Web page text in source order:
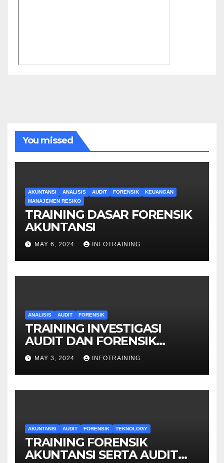
You missed
AKUNTANSI ANALISIS AUDIT FORENSIK
KEUANGAN
MANAJEMEN RESIKO
TRAINING DASAR FORENSIK
AKUNTANSI
MAY 6, 2024 INFOTRAINING
ANALISIS AUDIT FORENSIK
TRAINING INVESTIGASI
AUDIT DAN FORENSIK
KEUANGAN
MAY 3, 2024 INFOTRAINING
AKUNTANSI AUDIT FORENSIK TEKNOLOGY
TRAINING FORENSIK
AKUNTANSI SERTA AUDIT